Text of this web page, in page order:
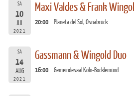
SA
10
JUL
2021
Maxi Valdes & Frank
20:00 Planeta del Sol, Osnabrück
SA
14
AUG
2021
Gassmann & Wingold Duo
16:00 Gemeindesaal Köln-Bocklemünd